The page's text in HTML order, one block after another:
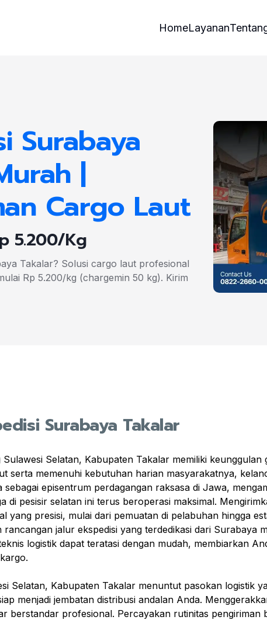
HomeLayanan
Surabaya
|
Cargo Laut
5.200/Kg
Takalar? Solusi cargo laut profesional
Rp 5.200/kg (chargemin 50 kg). Kirim
Surabaya Takalar
Selatan, Kabupaten Takalar memiliki
serta memenuhi kebutuhan harian masyarakatnya,
episentrum perdagangan raksasa di Jawa,
di pesisir selatan ini terus beroperasi maksimal.
yang presisi, mulai dari pemuatan di pelabuhan hingga
jalur ekspedisi yang terdedikasi dari Surabaya
logistik dapat teratasi dengan mudah, membiarkan
Selatan, Kabupaten Takalar menuntut pasokan logistik
menjadi jembatan distribusi andalan Anda.
berstandar profesional. Percayakan rutinitas